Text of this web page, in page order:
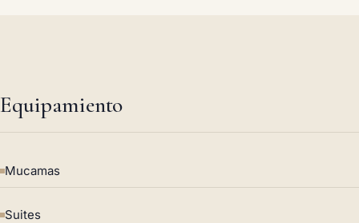
Equipamiento
Mucamas
Suites